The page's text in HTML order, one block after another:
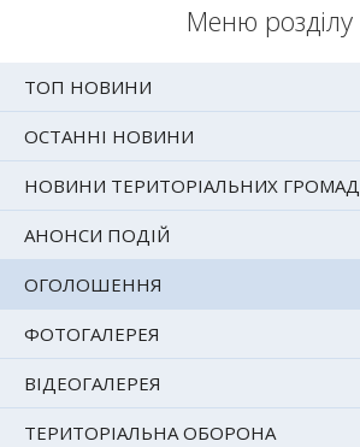
Меню розділу
ТОП НОВИНИ
ОСТАННІ НОВИНИ
НОВИНИ ТЕРИТОРІАЛЬНИХ ГРОМАД
АНОНСИ ПОДІЙ
ОГОЛОШЕННЯ
ФОТОГАЛЕРЕЯ
ВІДЕОГАЛЕРЕЯ
ТЕРИТОРІАЛЬНА ОБОРОНА